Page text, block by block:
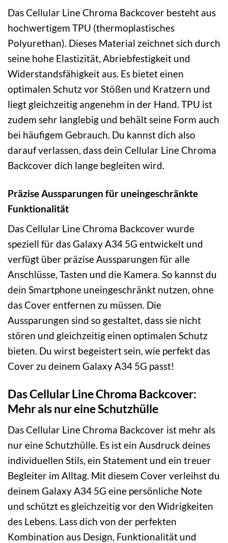
Das Cellular Line Chroma Backcover besteht aus
hochwertigem TPU (thermoplastisches
Polyurethan). Dieses Material zeichnet sich durch
seine hohe Elastizität, Abriebfestigkeit und
Widerstandsfähigkeit aus. Es bietet einen
optimalen Schutz vor Stößen und Kratzern und
liegt gleichzeitig angenehm in der Hand. TPU ist
zudem sehr langlebig und behält seine Form auch
bei häufigem Gebrauch. Du kannst dich also
darauf verlassen, dass dein Cellular Line Chroma
Backcover dich lange begleiten wird.
Präzise Aussparungen für uneingeschränkte
Funktionalität
Das Cellular Line Chroma Backcover wurde
speziell für das Galaxy A34 5G entwickelt und
verfügt über präzise Aussparungen für alle
Anschlüsse, Tasten und die Kamera. So kannst du
dein Smartphone uneingeschränkt nutzen, ohne
das Cover entfernen zu müssen. Die
Aussparungen sind so gestaltet, dass sie nicht
stören und gleichzeitig einen optimalen Schutz
bieten. Du wirst begeistert sein, wie perfekt das
Cover zu deinem Galaxy A34 5G passt!
Das Cellular Line Chroma Backcover:
Mehr als nur eine Schutzhülle
Das Cellular Line Chroma Backcover ist mehr als
nur eine Schutzhülle. Es ist ein Ausdruck deines
individuellen Stils, ein Statement und ein treuer
Begleiter im Alltag. Mit diesem Cover verleihst du
deinem Galaxy A34 5G eine persönliche Note
und schützt es gleichzeitig vor den Widrigkeiten
des Lebens. Lass dich von der perfekten
Kombination aus Design, Funktionalität und